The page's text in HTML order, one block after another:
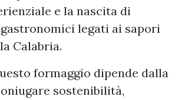
e la nascita di
legati ai sapori
Calabria.
formaggio dipende dalla
sostenibilità,